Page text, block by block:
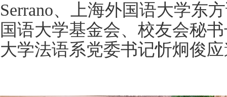
Serrano、上海外国语大学东
国语大学基金会、校友会秘
大学法语系党委书记忻炯俊